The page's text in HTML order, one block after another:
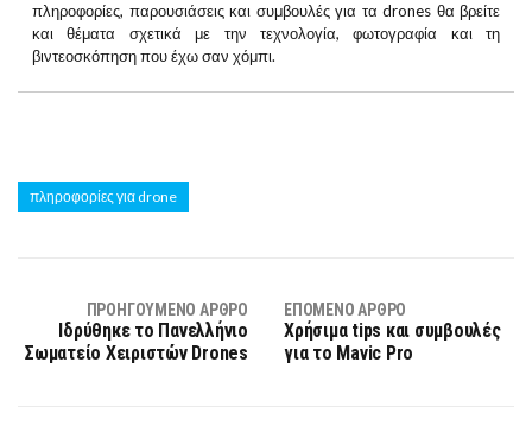
πληροφορίες, παρουσιάσεις και συμβουλές για τα drones θα βρείτε
και θέματα σχετικά με την τεχνολογία, φωτογραφία και τη
βιντεοσκόπηση που έχω σαν χόμπι.
πληροφορίες για drone
ΠΡΟΗΓΟΎΜΕΝΟ ΆΡΘΡΟ
Ιδρύθηκε το Πανελλήνιο
Σωματείο Χειριστών Drones
ΕΠΌΜΕΝΟ ΆΡΘΡΟ
Χρήσιμα tips και συμβουλές
για το Mavic Pro